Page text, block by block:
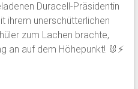
Duracell-Präsidentin
ihrem unerschütterlichen
zum Lachen brachte,
an auf dem Höhepunkt! 🐰⚡